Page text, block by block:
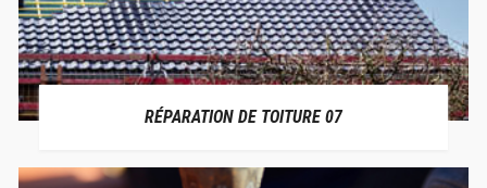
RÉPARATION DE TOITURE 07